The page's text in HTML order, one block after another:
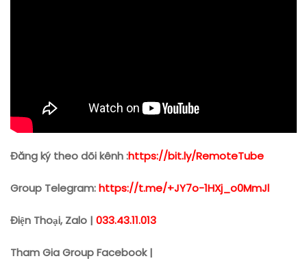
Đăng ký theo dõi kênh :https://bit.ly/RemoteTube
Group Telegram:https://t.me/+JY7o-1HXj_o0MmJl
Điện Thoại, Zalo | 033.43.11.013
Tham Gia Group Facebook |